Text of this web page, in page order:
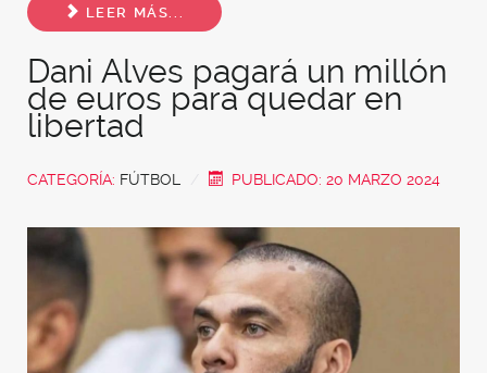
LEER MÁS...
Dani Alves pagará un millón
de euros para quedar en
libertad
CATEGORÍA: FÚTBOL PUBLICADO: 20 MARZO 2024